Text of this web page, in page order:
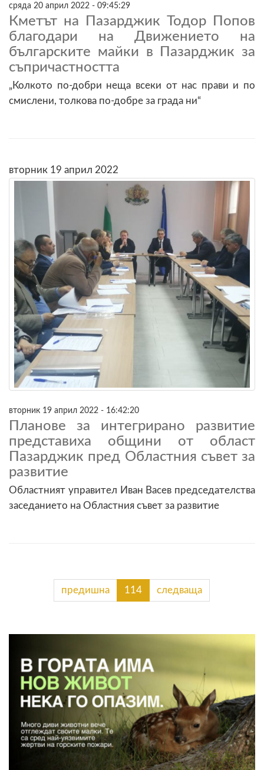
сряда 20 април 2022 - 09:45:29
Кметът на Пазарджик Тодор Попов
благодари на Движението на
българските майки в Пазарджик за
съпричастността
„Колкото по-добри неща всеки от нас прави и по
смислени, толкова по-добре за града ни“
вторник 19 април 2022
вторник 19 април 2022 - 16:42:20
Планове за интегрирано развитие
представиха общини от област
Пазарджик пред Областния съвет за
развитие
Областният управител Иван Васев председателства
заседанието на Областния съвет за развитие
предишна 114 следваща